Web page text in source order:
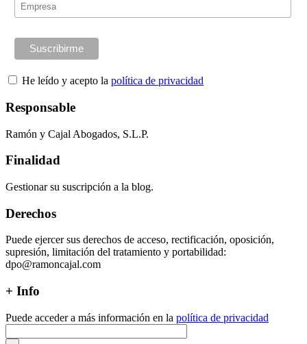
He leído y acepto la política de privacidad
Responsable
Ramón y Cajal Abogados, S.L.P.
Finalidad
Gestionar su suscripción a la blog.
Derechos
Puede ejercer sus derechos de acceso, rectificación, oposición,
supresión, limitación del tratamiento y portabilidad:
dpo@ramoncajal.com
+ Info
Puede acceder a más información en la política de privacidad